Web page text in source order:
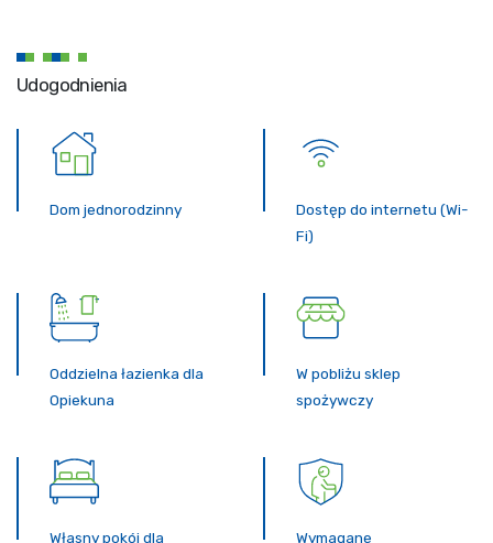
Udogodnienia
Dom jednorodzinny
Dostęp do internetu (Wi-
Fi)
Oddzielna łazienka dla
Opiekuna
W pobliżu sklep
spożywczy
Własny pokój dla Wymagane